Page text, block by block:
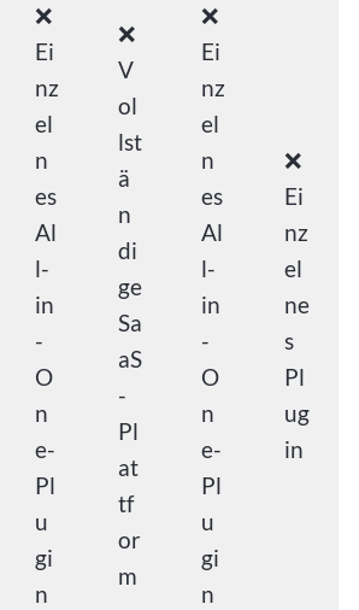
❌
Ei
nz
el
n
es
Al
l-
in
-
O
n
e-
Pl
u
gi
n
❌
V
ol
lst
ä
n
di
ge
Sa
aS
-
Pl
at
tf
or
m
❌
Ei
nz
el
n
es
Al
l-
in
-
O
n
e-
Pl
u
gi
n
❌
Ei
nz
el
ne
s
Pl
ug
in